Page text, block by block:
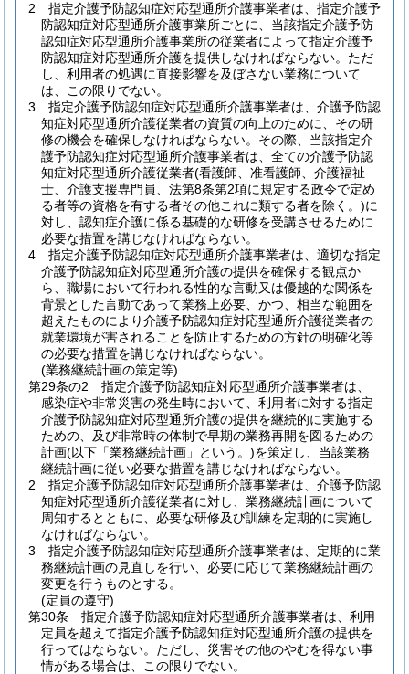
2
指定介護予防認知症対応型通所介護事業者は、指定介護予
防認知症対応型通所介護事業所ごとに、当該指定介護予防
認知症対応型通所介護事業所の従業者によって指定介護予
防認知症対応型通所介護を提供しなければならない。 ただ
し、利用者の処遇に直接影響を及ぼさない業務について
は、この限りでない。
3
指定介護予防認知症対応型通所介護事業者は、介護予防認
知症対応型通所介護従業者の資質の向上のために、その研
修の機会を確保しなければならない。 その際、当該指定介
護予防認知症対応型通所介護事業者は、全ての介護予防認
知症対応型通所介護従業者(看護師、准看護師、介護福祉
士、介護支援専門員、法第8条第2項に規定する政令で定め
る者等の資格を有する者その他これに類する者を除く。)に
対し、認知症介護に係る基礎的な研修を受講させるために
必要な措置を講じなければならない。
4
指定介護予防認知症対応型通所介護事業者は、適切な指定
介護予防認知症対応型通所介護の提供を確保する観点か
ら、職場において行われる性的な言動又は優越的な関係を
背景とした言動であって業務上必要、かつ、相当な範囲を
超えたものにより介護予防認知症対応型通所介護従業者の
就業環境が害されることを防止するための方針の明確化等
の必要な措置を講じなければならない。
(業務継続計画の策定等)
第29条の2
指定介護予防認知症対応型通所介護事業者は、
感染症や非常災害の発生時において、利用者に対する指定
介護予防認知症対応型通所介護の提供を継続的に実施する
ための、及び非常時の体制で早期の業務再開を図るための
計画(以下「業務継続計画」という。)を策定し、当該業務
継続計画に従い必要な措置を講じなければならない。
2
指定介護予防認知症対応型通所介護事業者は、介護予防認
知症対応型通所介護従業者に対し、業務継続計画について
周知するとともに、必要な研修及び訓練を定期的に実施し
なければならない。
3
指定介護予防認知症対応型通所介護事業者は、定期的に業
務継続計画の見直しを行い、必要に応じて業務継続計画の
変更を行うものとする。
(定員の遵守)
第30条
指定介護予防認知症対応型通所介護事業者は、利用
定員を超えて指定介護予防認知症対応型通所介護の提供を
行ってはならない。 ただし、災害その他のやむを得ない事
情がある場合は、この限りでない。